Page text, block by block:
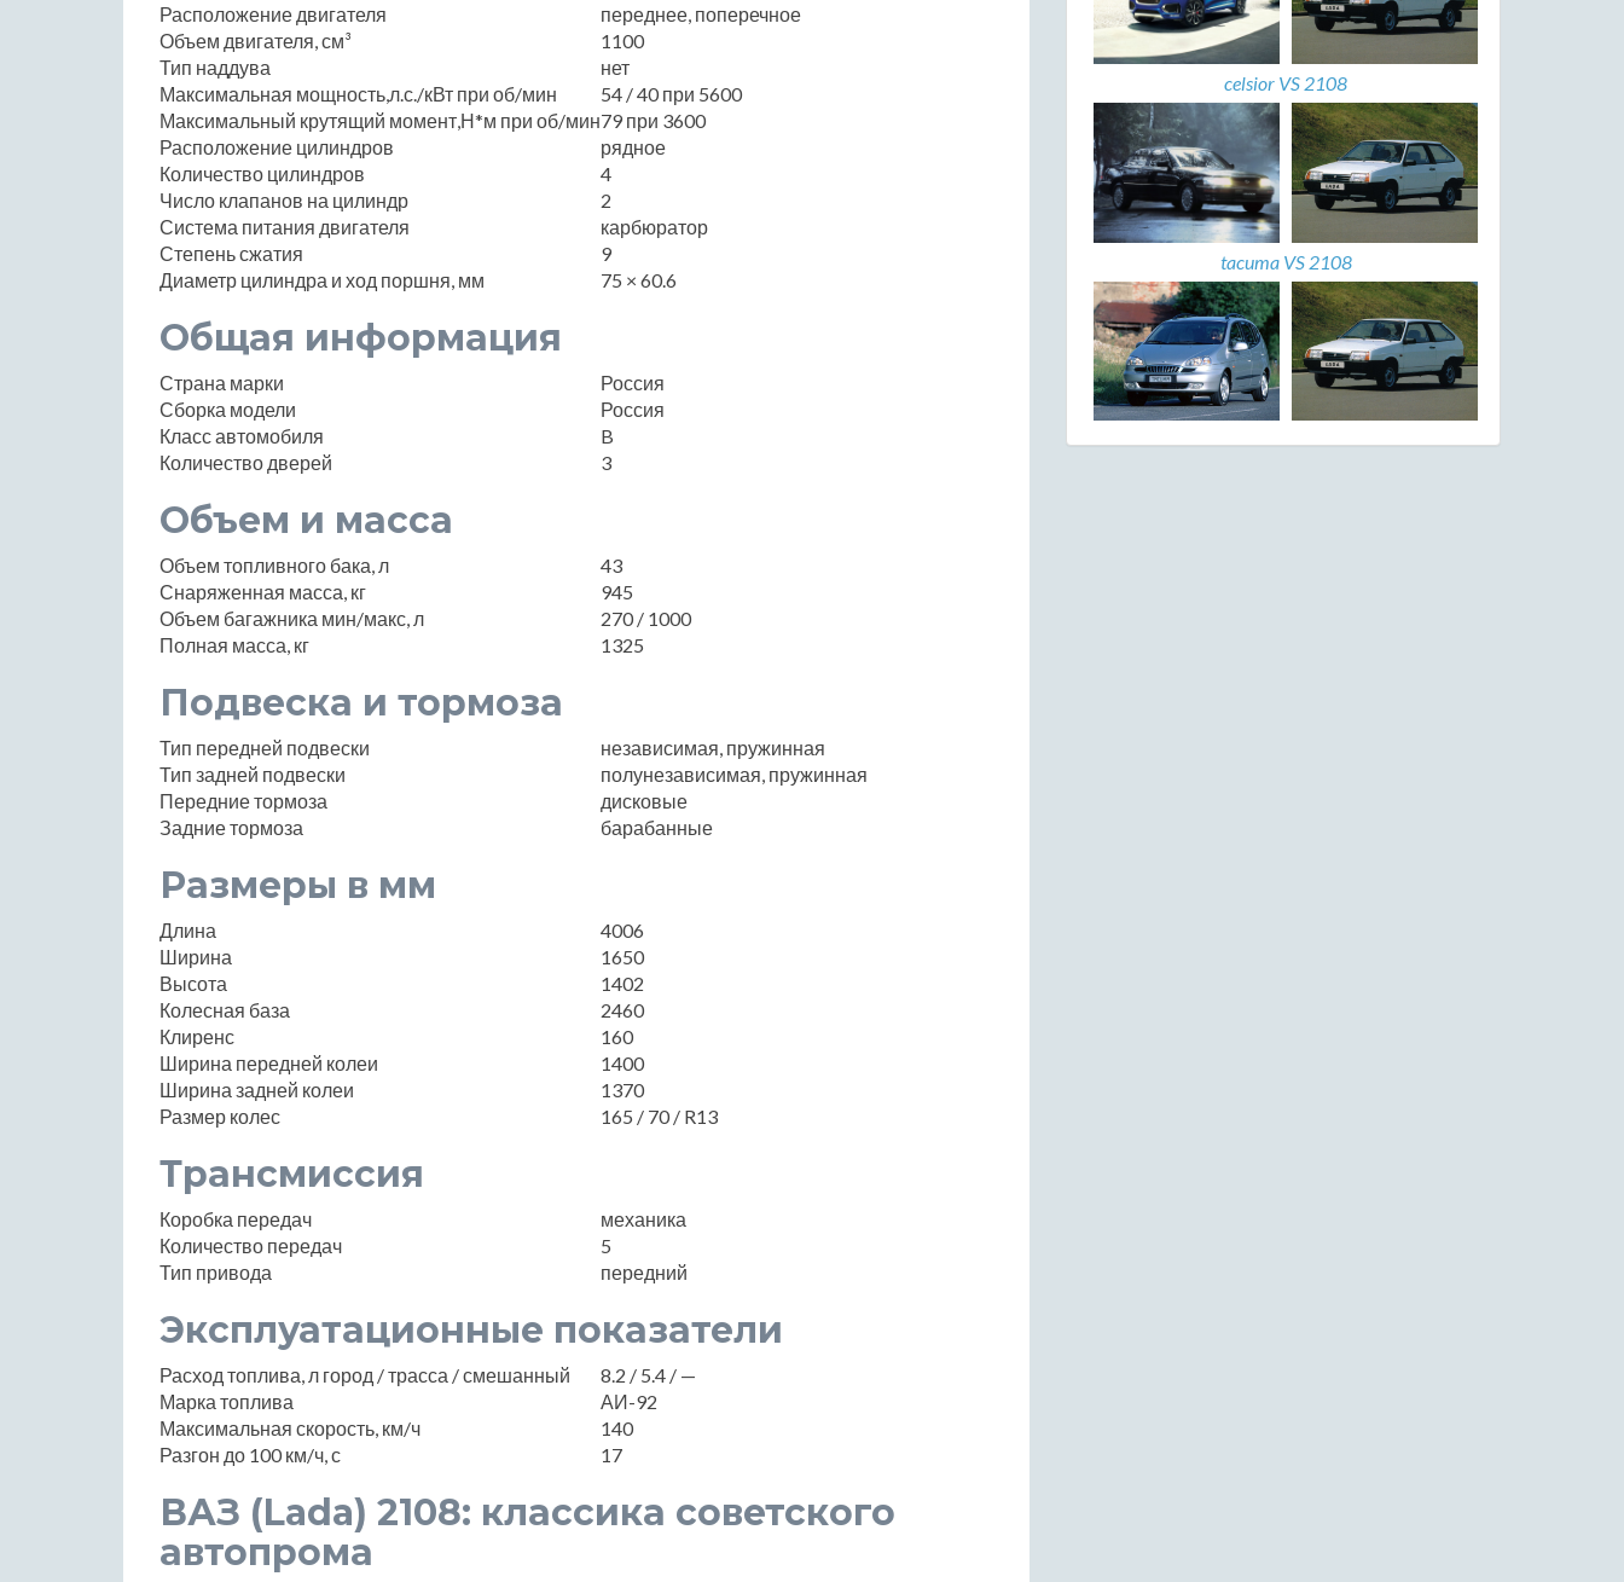
Расположение двигателя
переднее, поперечное
Объем двигателя, см³
1100
Тип наддува
нет
Максимальная мощность,л.с./кВт при об/мин
54 / 40 при 5600
Максимальный крутящий момент,Н*м при об/мин79 при 3600
Расположение цилиндров
рядное
Количество цилиндров
4
Число клапанов на цилиндр
2
Система питания двигателя
карбюратор
Степень сжатия
9
Диаметр цилиндра и ход поршня, мм
75 × 60.6
Общая информация
Страна марки
Россия
Сборка модели
Россия
Класс автомобиля
B
Количество дверей
3
Объем и масса
Объем топливного бака, л
43
Снаряженная масса, кг
945
Объем багажника мин/макс, л
270 / 1000
Полная масса, кг
1325
Подвеска и тормоза
Тип передней подвески
независимая, пружинная
Тип задней подвески
полунезависимая, пружинная
Передние тормоза
дисковые
Задние тормоза
барабанные
Размеры в мм
Длина
4006
Ширина
1650
Высота
1402
Колесная база
2460
Клиренс
160
Ширина передней колеи
1400
Ширина задней колеи
1370
Размер колес
165 / 70 / R13
Трансмиссия
Коробка передач
механика
Количество передач
5
Тип привода
передний
Эксплуатационные показатели
Расход топлива, л город / трасса / смешанный
8.2 / 5.4 / —
Марка топлива
АИ-92
Максимальная скорость, км/ч
140
Разгон до 100 км/ч, с
17
ВАЗ (Lada) 2108: классика советского
автопрома
celsior VS 2108
tacuma VS 2108